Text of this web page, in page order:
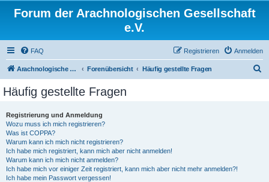
Forum der Arachnologischen Gesellschaft
e.V.
FAQ Anmelden
Registrieren
Arachnologische Gesellschaft e. V. Forenübersicht Häufig gestellte Fragen
Häufig gestellte Fragen
Registrierung und Anmeldung
Wozu muss ich mich registrieren?
Was ist COPPA?
Warum kann ich mich nicht registrieren?
Ich habe mich registriert, kann mich aber nicht anmelden!
Warum kann ich mich nicht anmelden?
Ich habe mich vor einiger Zeit registriert, kann mich aber nicht mehr anmelden?!
Ich habe mein Passwort vergessen!